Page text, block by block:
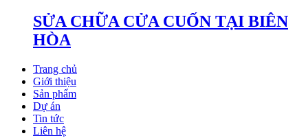
SỬA CHỮA CỬA CUỐN TẠI BIÊN
HÒA
Trang chủ
Giới thiệu
Sản phẩm
Dự án
Tin tức
Liên hệ